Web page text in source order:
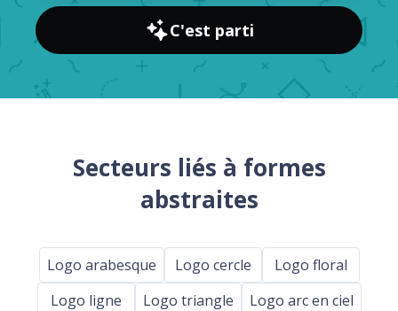
C'est parti
Secteurs liés à formes
abstraites
Logo arabesque Logo cercle
Logo floral
Logo ligne
Logo triangle
Logo arc en ciel